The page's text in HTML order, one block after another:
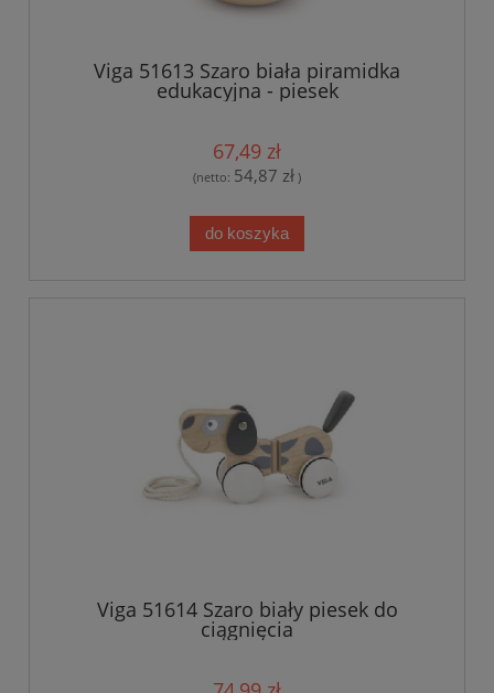
Viga 51613 Szaro biała piramidka
edukacyjna - piesek
67,49 zł
(netto: 54,87 zł )
do koszyka
Viga 51614 Szaro biały piesek do
ciągnięcia